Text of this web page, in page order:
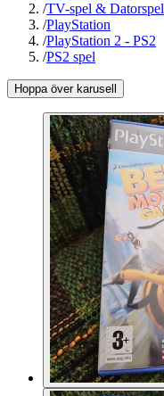
/TV-spel & Datorspel
/PlayStation
/PlayStation 2 - PS2
/PS2 spel
Hoppa över karusell